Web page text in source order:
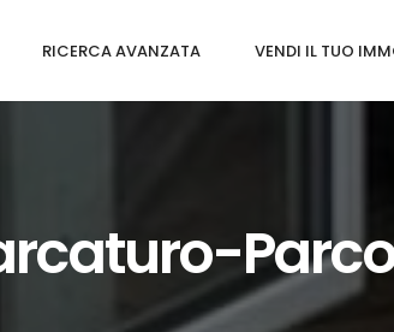
RICERCA AVANZATA VENDI IL TUO